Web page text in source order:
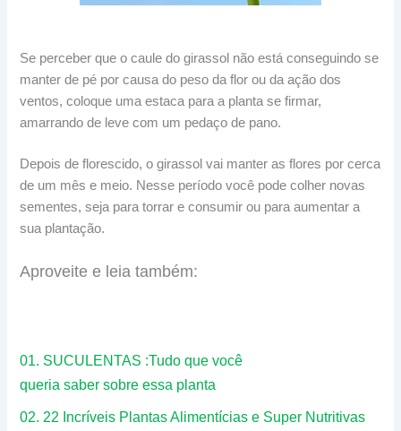
Se perceber que o caule do girassol não está conseguindo se
manter de pé por causa do peso da flor ou da ação dos
ventos, coloque uma estaca para a planta se firmar,
amarrando de leve com um pedaço de pano.
Depois de florescido, o girassol vai manter as flores por cerca
de um mês e meio. Nesse período você pode colher novas
sementes, seja para torrar e consumir ou para aumentar a
sua plantação.
Aproveite e leia também:
01. SUCULENTAS :Tudo que você
queria saber sobre essa planta
02. 22 Incríveis Plantas Alimentícias e Super Nutritivas